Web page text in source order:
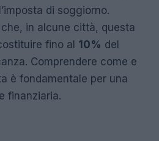
di soggiorno.
in alcune città, questa
fino al 10% del
Comprendere come e
è fondamentale per una
finanziaria.